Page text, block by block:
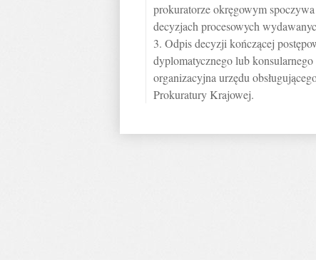
prokuratorze okręgowym
decyzjach procesowych
3. Odpis decyzji kończącej
dyplomatycznego lub
organizacyjna urzędu
Prokuratury Krajowej.